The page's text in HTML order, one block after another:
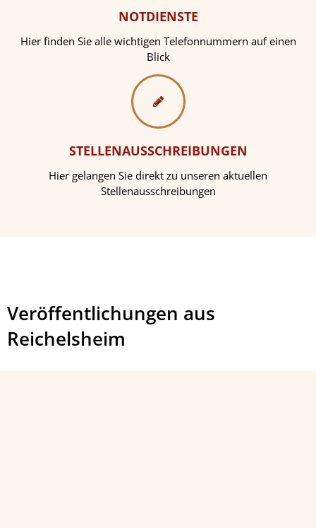
NOTDIENSTE
Hier finden Sie alle wichtigen Telefonnummern auf einen
Blick
STELLENAUSSCHREIBUNGEN
Hier gelangen Sie direkt zu unseren aktuellen
Stellenausschreibungen
Veröffentlichungen aus
Reichelsheim